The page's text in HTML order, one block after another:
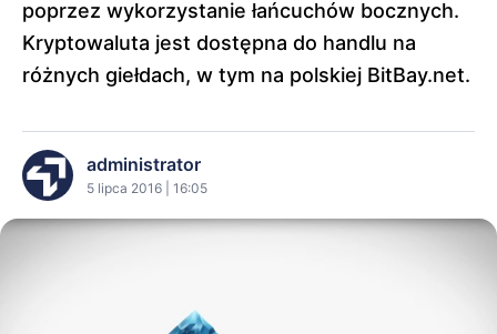
poprzez wykorzystanie łańcuchów bocznych.
Kryptowaluta jest dostępna do handlu na
różnych giełdach, w tym na polskiej BitBay.net.
administrator
5 lipca 2016 | 16:05